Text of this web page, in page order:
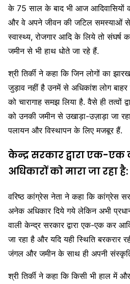
के 75 साल के बाद भी आज आदिवासियों
और वे अपने जीवन की जटिल समस्याओं से
स्वास्थ्य, रोजगार आदि के लिये तो संघर्ष
जमीन से भी हाथ धोते जा रहे हैं.
श्री तिर्की ने कहा कि जिन लोगों का
जुड़ाव नहीं है उनमें से अधिकांश लोग
को चारागाह समझ लिया है. वैसे ही तत्वों
को उनकी जमीन से उखाड़ा-उज़ाड़ा जा
पलायन और विस्थापन के लिए मजबूर हैं.
केन्द्र सरकार द्वारा एक-
अधिकारों को मारा जा रहा
वरिष्ठ कांग्रेस नेता ने कहा कि कांग्रेस
अनेक अधिकार दिये गये लेकिन अभी
वाली केन्द्र सरकार द्वारा एक-एक कर
जा रहा है और यदि यही स्थिति बरकरार
जंगल और जमीन के साथ ही अपनी
श्री तिर्की ने कहा कि किसी भी हाल में